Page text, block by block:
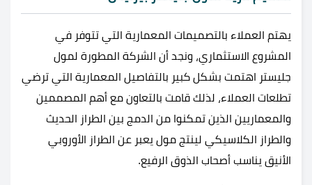
يهتم العملاء بالتصميمات المعمارية التي تتوفر في
المشروع الاستثماري، ونجد أن الشركة المطورة لمول
جليستر اهتمت بشكل كبير بالتفاصيل المعمارية التي ترضي
تطلعات العملاء، لذلك قامت بالتعاون مع أهم المصممين
والمعماريين الذين تمكنوا من الدمج بين الطراز الحديث
والطراز الكلاسيكي لينتج مول يعبر عن الطراز الأوروبي
الأنيق يناسب أصحاب الذوق الرفيع.